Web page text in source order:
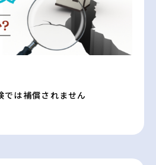
では補償されません